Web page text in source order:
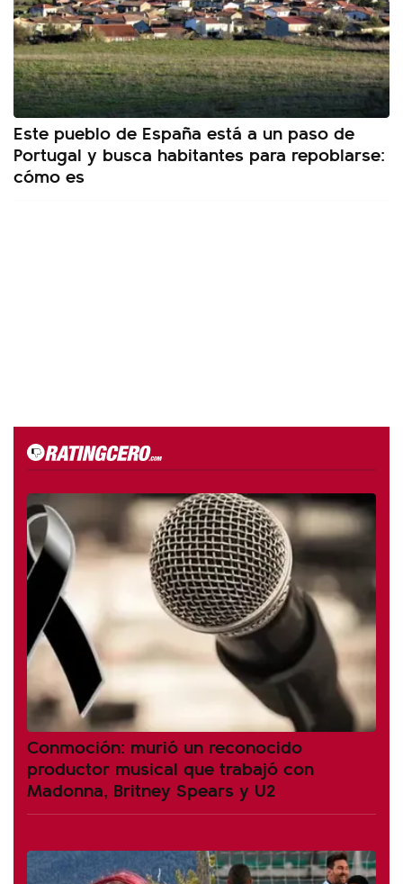
Este pueblo de España está a un paso de
Portugal y busca habitantes para repoblarse:
cómo es
Conmoción: murió un reconocido
productor musical que trabajó con
Madonna, Britney Spears y U2